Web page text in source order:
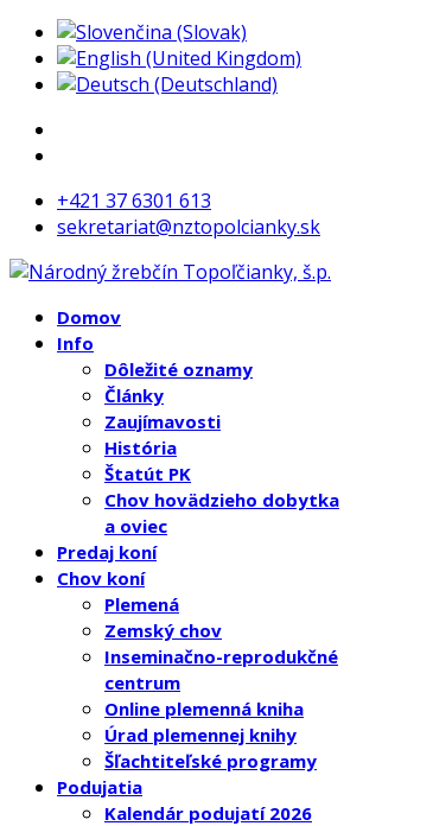
+421 37 6301 613
sekretariat@nztopolcianky.sk
Domov
Info
Dôležité oznamy
Články
Zaujímavosti
História
Štatút PK
Chov hovädzieho dobytka
a oviec
Predaj koní
Chov koní
Plemená
Zemský chov
Inseminačno-reprodukčné
centrum
Online plemenná kniha
Úrad plemennej knihy
Šľachtiteľské programy
Podujatia
Kalendár podujatí 2026